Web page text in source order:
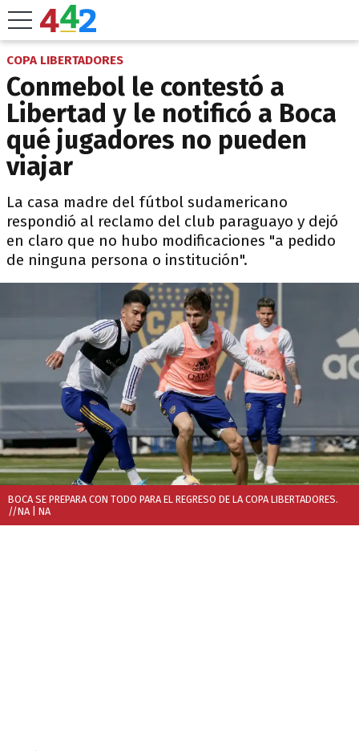
COPA LIBERTADORES
Conmebol le contestó a
Libertad y le notificó a Boca
qué jugadores no pueden
viajar
La casa madre del fútbol sudamericano
respondió al reclamo del club paraguayo y dejó
en claro que no hubo modificaciones "a pedido
de ninguna persona o institución".
BOCA SE PREPARA CON TODO PARA EL REGRESO DE LA COPA LIBERTADORES.
//NA | NA